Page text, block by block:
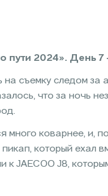
пути 2024». День
на съемку следом
что за ночь
много коварнее, и,
который ехал
к JAECOO J8,